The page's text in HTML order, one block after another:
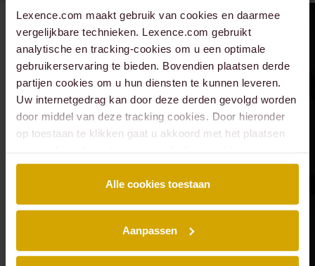
Lexence.com maakt gebruik van cookies en daarmee
vergelijkbare technieken. Lexence.com gebruikt
analytische en tracking-cookies om u een optimale
gebruikerservaring te bieden. Bovendien plaatsen derde
partijen cookies om u hun diensten te kunnen leveren.
Uw internetgedrag kan door deze derden gevolgd worden
door middel van deze tracking cookies. Door hieronder
op toestaan te klikken gaat u akkoord met het plaatsen
Alle cookies toestaan
Aanpassen